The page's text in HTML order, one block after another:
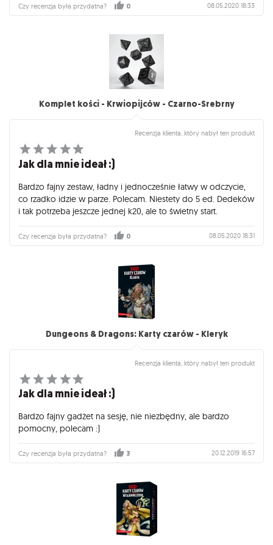
Czy recenzja była przydatna? 0 08.05.2020 18:33
Komplet kości - Krwiopijców - Czarno-Srebrny
Recenzja klienta, który nabył ten produkt
Jak dla mnie ideał :)
Bardzo fajny zestaw, ładny i jednocześnie łatwy w odczycie,
co rzadko idzie w parze. Polecam. Niestety do 5 ed. Dedeków
i tak potrzeba jeszcze jednej k20, ale to świetny start.
Czy recenzja była przydatna? 0 08.05.2020 18:31
Dungeons & Dragons: Karty czarów - Kleryk
Recenzja klienta, który nabył ten produkt
Jak dla mnie ideał :)
Bardzo fajny gadżet na sesję, nie niezbędny, ale bardzo
pomocny, polecam :)
Czy recenzja była przydatna? 3 20.12.2019 16:57